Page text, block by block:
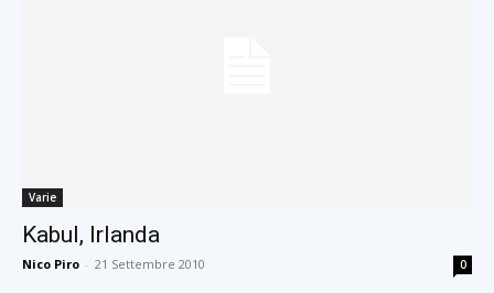
Varie
Kabul, Irlanda
Nico Piro - 21 Settembre 2010 0